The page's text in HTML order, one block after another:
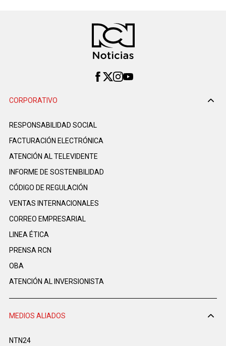
CORPORATIVO
RESPONSABILIDAD SOCIAL
FACTURACIÓN ELECTRÓNICA
ATENCIÓN AL TELEVIDENTE
INFORME DE SOSTENIBILIDAD
CÓDIGO DE REGULACIÓN
VENTAS INTERNACIONALES
CORREO EMPRESARIAL
LINEA ÉTICA
PRENSA RCN
OBA
ATENCIÓN AL INVERSIONISTA
MEDIOS ALIADOS
NTN24